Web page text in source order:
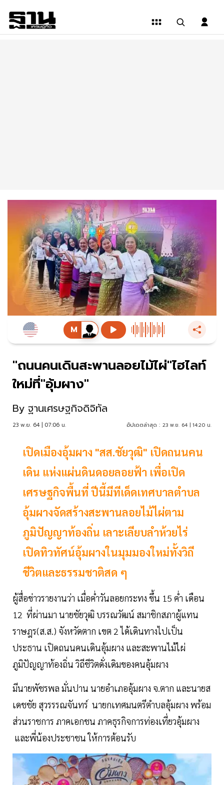
"ถนนคนเดินสะพานลอยไม้ไผ่"ไฮไลท์
ใหม่ที่"อุ้มผาง"
By ฐานเศรษฐกิจดิจิทัล
23 พ.ย. 64 | 07:06 น. อัปเดตล่าสุด : 23 พ.ย. 64 | 14:20 น.
เปิดเมืองอุ้มผาง "สส.ชัยวุฒิ" เปิดถนนคน
เดิน แห่งแผ่นดินดอยลอยฟ้า เพื่อเปิด
เศรษฐกิจพื้นที่ ปีนี้มีทีเด็ดเทศบาลตำบล
อุ้มผางจัดสร้างสะพานลอยไม้ไผ่ตาม
ภูมิปัญญาท้องถิ่น เลาะเลียบลำห้วยไร่
เปิดทิวทัศน์อุ้มผางในมุมมองใหม่ทั้งวิถี
ชีวิตและธรรมชาติสด ๆ
ผู้สื่อข่าวรายงานว่า เมื่อค่ำวันลอยกระทง ขึ้น 15 ค่ำ เดือน
12 ที่ผ่านมา นายชัยวุฒิ บรรณวัฒน์ สมาชิกสภาผู้แทน
ราษฎร(ส.ส.) จังหวัดตาก เขต 2 ได้เดินทางไปเป็น
ประธาน เปิดถนนคนเดินอุ้มผาง และสะพานไม้ไผ่
ภูมิปัญญาท้องถิ่น วิถีชีวิตดั่งเดิมของคนอุ้มผาง
มีนายพัชรพล มั่นปาน นายอำเภออุ้มผาง จ.ตาก และนายส
เดชชัย สุวรรรณจันทร์ นายกเทศมนตรีตำบลอุ้มผาง พร้อม
ส่วนราชการ ภาคเอกชน ภาคธุรกิจการท่องเที่ยวอุ้มผาง
และพี่น้องประชาชน ให้การต้อนรับ